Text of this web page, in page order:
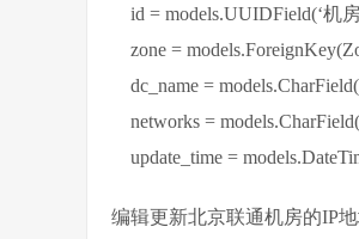
id = models.UUIDField(‘机
zone =
dc_name =
networks =
update_time =
编辑更新北京联通机房的IP地